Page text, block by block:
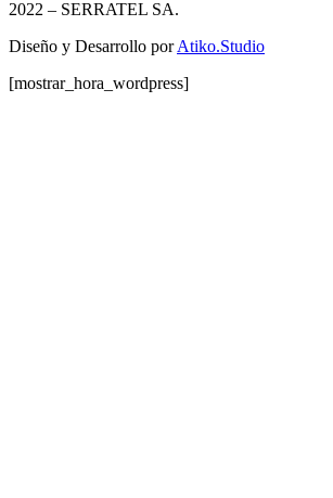
2022 – SERRATEL SA.
Diseño y Desarrollo porAtiko.Studio
[mostrar_hora_wordpress]